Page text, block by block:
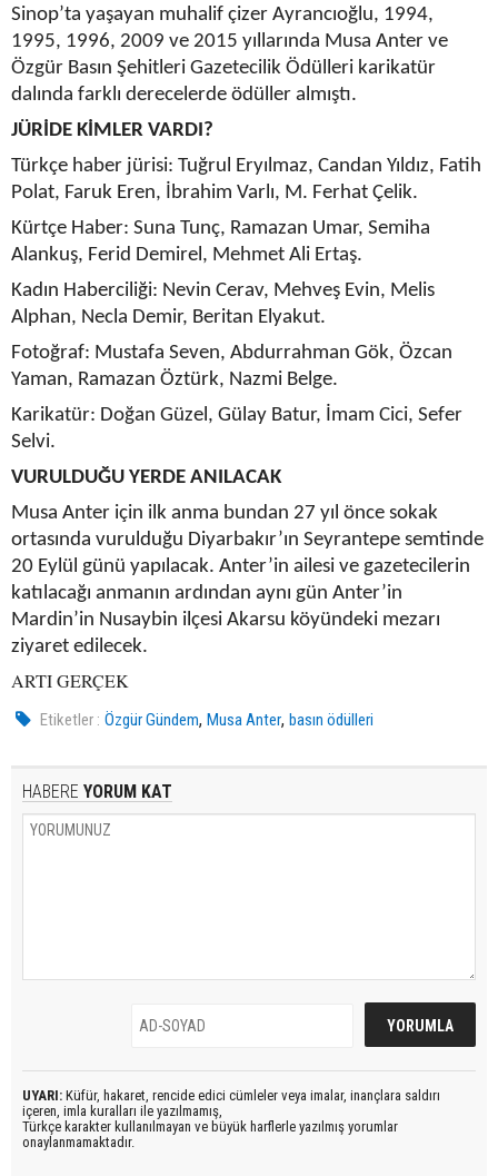
Sinop’ta yaşayan muhalif çizer Ayrancıoğlu, 1994,
1995, 1996, 2009 ve 2015 yıllarında Musa Anter ve
Özgür Basın Şehitleri Gazetecilik Ödülleri karikatür
dalında farklı derecelerde ödüller almıştı.
JÜRİDE KİMLER VARDI?
Türkçe haber jürisi: Tuğrul Eryılmaz, Candan Yıldız, Fatih
Polat, Faruk Eren, İbrahim Varlı, M. Ferhat Çelik.
Kürtçe Haber: Suna Tunç, Ramazan Umar, Semiha
Alankuş, Ferid Demirel, Mehmet Ali Ertaş.
Kadın Haberciliği: Nevin Cerav, Mehveş Evin, Melis
Alphan, Necla Demir, Beritan Elyakut.
Fotoğraf: Mustafa Seven, Abdurrahman Gök, Özcan
Yaman, Ramazan Öztürk, Nazmi Belge.
Karikatür: Doğan Güzel, Gülay Batur, İmam Cici, Sefer
Selvi.
VURULDUĞU YERDE ANILACAK
Musa Anter için ilk anma bundan 27 yıl önce sokak
ortasında vurulduğu Diyarbakır’ın Seyrantepe semtinde
20 Eylül günü yapılacak. Anter’in ailesi ve gazetecilerin
katılacağı anmanın ardından aynı gün Anter’in
Mardin’in Nusaybin ilçesi Akarsu köyündeki mezarı
ziyaret edilecek.
ARTI GERÇEK
Etiketler : Özgür Gündem,Musa Anter,basın ödülleri
HABERE YORUM KAT
UYARI: Küfür, hakaret, rencide edici cümleler veya imalar, inançlara saldırı
içeren, imla kuralları ile yazılmamış,
Türkçe karakter kullanılmayan ve büyük harflerle yazılmış yorumlar
onaylanmamaktadır.